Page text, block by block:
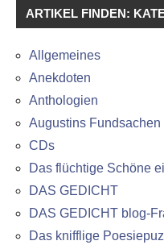
ARTIKEL FINDEN:
Allgemeines
Anekdoten
Anthologien
Augustins Fundsachen
CDs
Das flüchtige Schöne
DAS GEDICHT
DAS GEDICHT blog-
Das knifflige